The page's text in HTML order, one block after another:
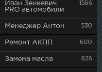
Иван Зенкевич
PRO автомобили
1566
Менеджер Антон 530
Ремонт АКПП 600
Замена масла 826